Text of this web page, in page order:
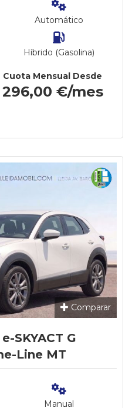
Automático
Híbrido (Gasolina)
Cuota Mensual Desde
296,00 €/mes
Comparar
SKYACT G
Line MT
Manual